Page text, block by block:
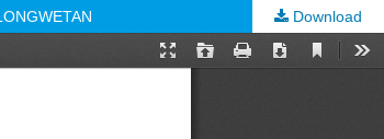
Download